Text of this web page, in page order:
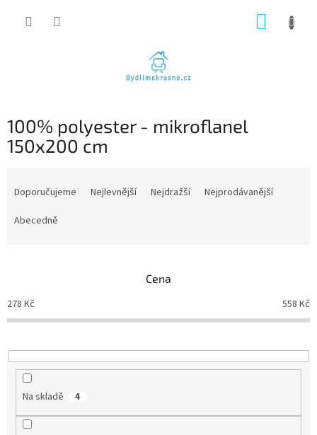
100% polyester - mikroflanel
150x200 cm
o
d
k
t
Doporučujeme Nejlevnější Nejdražší
Nejprodávanější
Abecedně
Cena
278 Kč 558 Kč
Na skladě 4